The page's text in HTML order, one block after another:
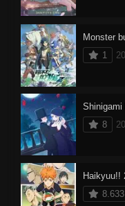
Monster
1
Shinigami
8
Haikyuu!!
8.633